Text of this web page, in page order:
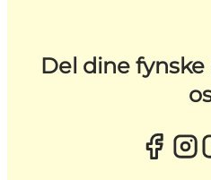
Del dine